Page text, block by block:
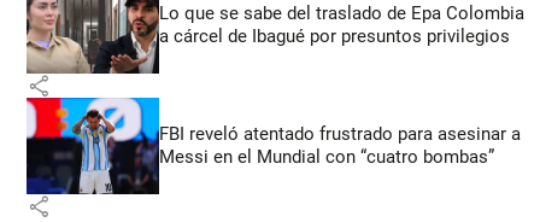
Lo que se sabe del traslado de Epa Colombia
a cárcel de Ibagué por presuntos privilegios
share
FBI reveló atentado frustrado para asesinar a
Messi en el Mundial con “cuatro bombas”
share